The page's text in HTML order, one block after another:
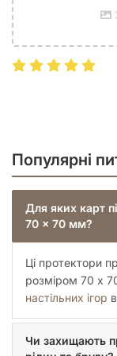
з трьох
Для яких
Квадратний
відомих хітів, як:
доповнення
карт;
Різноманітні
технологій,
Японські та
Популярні
Для яких карт
70 x 70 мм?
Ці протектори
розміром 70 x
настільних ігор
Чи захищають